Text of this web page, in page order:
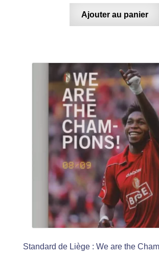
Ajouter au panier
Standard de Liège : We are the